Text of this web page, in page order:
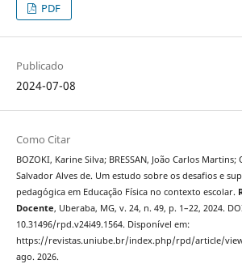
PDF
Publicado
2024-07-08
Como Citar
BOZOKI, Karine Silva; BRESSAN, João Carlos Martins;
Salvador Alves de. Um estudo sobre os desafios e
pedagógica em Educação Física no contexto escolar.
Docente, Uberaba, MG, v. 24, n. 49, p. 1–22, 2024.
10.31496/rpd.v24i49.1564. Disponível em:
https://revistas.uniube.br/index.php/rpd/article/
ago. 2026.